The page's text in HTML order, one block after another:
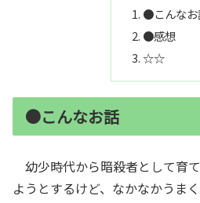
●こんなお
●感想
☆☆
●こんなお話
幼少時代から暗殺者として育
ようとするけど、なかなかうまく